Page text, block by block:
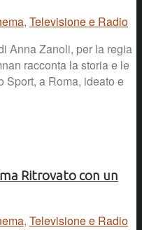
, Televisione e Radio
Anna Zanoli, per la regia
racconta la storia e le
Sport, a Roma, ideato e
Ritrovato con un
, Televisione e Radio